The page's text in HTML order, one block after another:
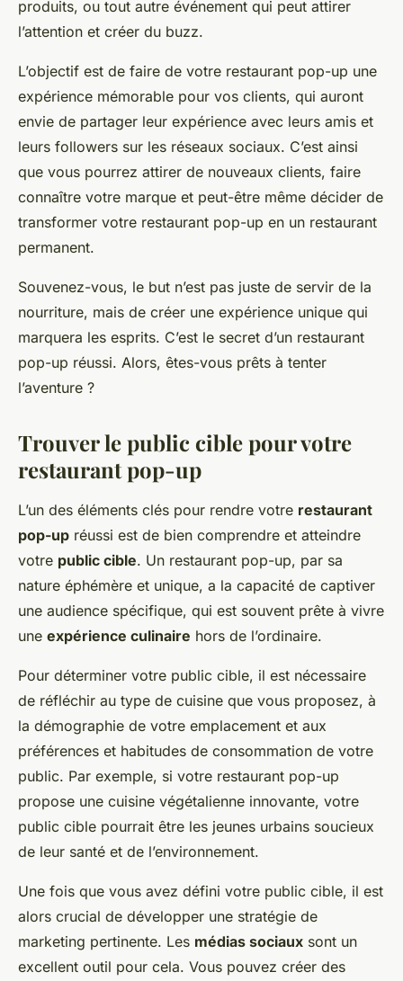
produits, ou tout autre événement qui peut attirer
l’attention et créer du buzz.
L’objectif est de faire de votre restaurant pop-up une
expérience mémorable pour vos clients, qui auront
envie de partager leur expérience avec leurs amis et
leurs followers sur les réseaux sociaux. C’est ainsi
que vous pourrez attirer de nouveaux clients, faire
connaître votre marque et peut-être même décider de
transformer votre restaurant pop-up en un restaurant
permanent.
Souvenez-vous, le but n’est pas juste de servir de la
nourriture, mais de créer une expérience unique qui
marquera les esprits. C’est le secret d’un restaurant
pop-up réussi. Alors, êtes-vous prêts à tenter
l’aventure ?
Trouver le public cible pour votre
restaurant pop-up
L’un des éléments clés pour rendre votre restaurant
pop-up réussi est de bien comprendre et atteindre
votre public cible. Un restaurant pop-up, par sa
nature éphémère et unique, a la capacité de captiver
une audience spécifique, qui est souvent prête à vivre
une expérience culinaire hors de l’ordinaire.
Pour déterminer votre public cible, il est nécessaire
de réfléchir au type de cuisine que vous proposez, à
la démographie de votre emplacement et aux
préférences et habitudes de consommation de votre
public. Par exemple, si votre restaurant pop-up
propose une cuisine végétalienne innovante, votre
public cible pourrait être les jeunes urbains soucieux
de leur santé et de l’environnement.
Une fois que vous avez défini votre public cible, il est
alors crucial de développer une stratégie de
marketing pertinente. Les médias sociaux sont un
excellent outil pour cela. Vous pouvez créer des